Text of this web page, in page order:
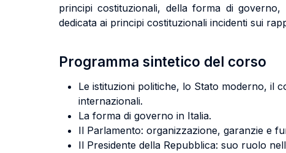
principi costituzionali, della forma di
dedicata ai principi costituzionali incidenti sui
Programma sintetico del corso
Le istituzioni politiche, lo Stato moderno, il
internazionali.
La forma di governo in Italia.
Il Parlamento: organizzazione, garanzie e
Il Presidente della Repubblica: suo ruolo